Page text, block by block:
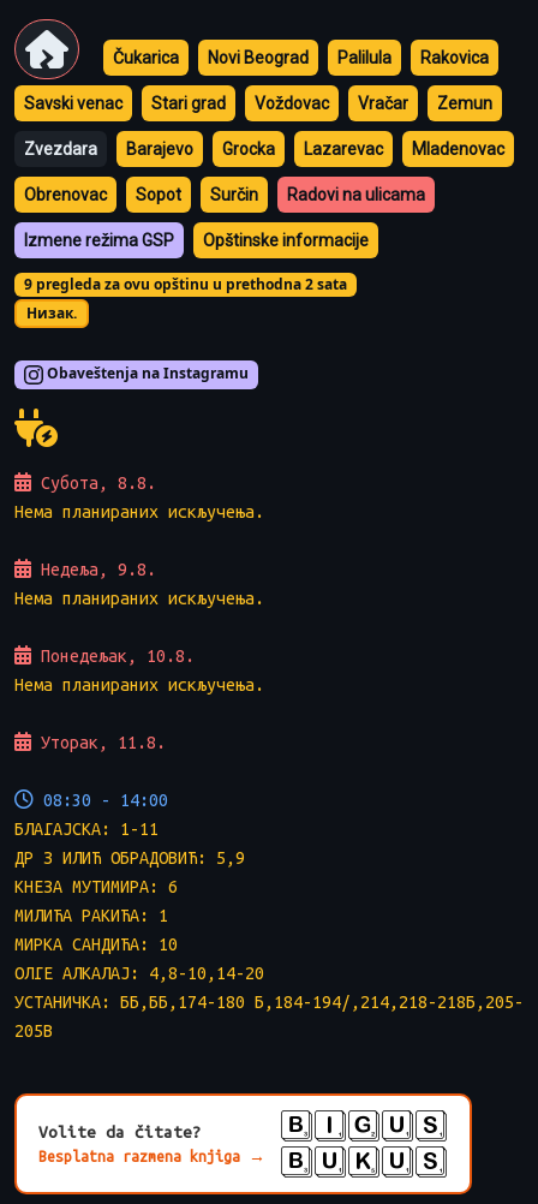
Čukarica Novi Beograd Palilula Rakovica
Savski venac Stari grad Voždovac Vračar Zemun
Zvezdara Barajevo Grocka Lazarevac Mladenovac
Obrenovac Sopot Surčin Radovi na ulicama
Izmene režima GSP Opštinske informacije
9 pregleda za ovu opštinu u prethodna 2 sata
Низак.
Obaveštenja na Instagramu
Субота, 8.8.
Нема планираних искључења.
Недеља, 9.8.
Нема планираних искључења.
Понедељак, 10.8.
Нема планираних искључења.
Уторак, 11.8.
08:30 - 14:00
БЛАГАЈСКА: 1-11
ДР З ИЛИЋ ОБРАДОВИЋ: 5,9
КНЕЗА МУТИМИРА: 6
МИЛИЋА РАКИЋА: 1
МИРКА САНДИЋА: 10
ОЛГЕ АЛКАЛАЈ: 4,8-10,14-20
УСТАНИЧКА: ББ,ББ,174-180 Б,184-194/,214,218-218Б,205-
205В
Volite da čitate?
Besplatna razmena knjiga →
BIGUS
BUKUS